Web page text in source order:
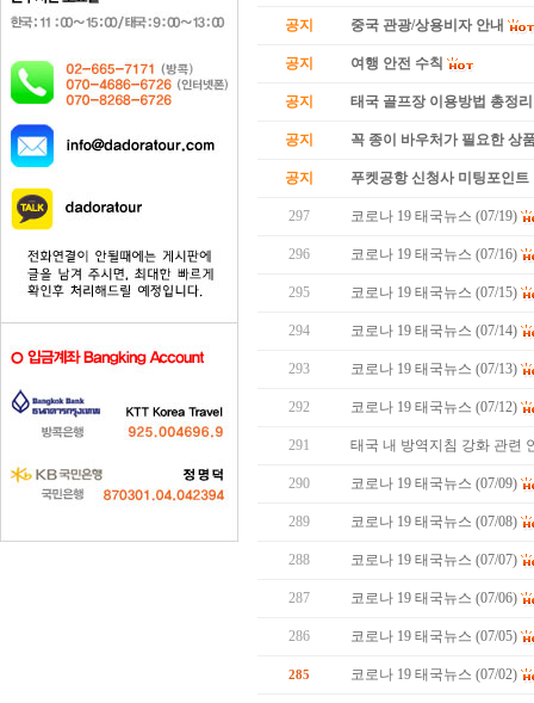
공지 중국 관광/상용비자 안내
공지 여행 안전 수칙
공지 태국 골프장 이용방법 총정리
공지 꼭 종이 바우처가 필요한 상
공지 푸켓공항 신청사 미팅포인트
297 코로나 19 태국뉴스 (07/19)
296 코로나 19 태국뉴스 (07/16)
295 코로나 19 태국뉴스 (07/15)
294 코로나 19 태국뉴스 (07/14)
293 코로나 19 태국뉴스 (07/13)
292 코로나 19 태국뉴스 (07/12)
291 태국 내 방역지침 강화 관련
290 코로나 19 태국뉴스 (07/09)
289 코로나 19 태국뉴스 (07/08)
288 코로나 19 태국뉴스 (07/07)
287 코로나 19 태국뉴스 (07/06)
286 코로나 19 태국뉴스 (07/05)
285 코로나 19 태국뉴스 (07/02)